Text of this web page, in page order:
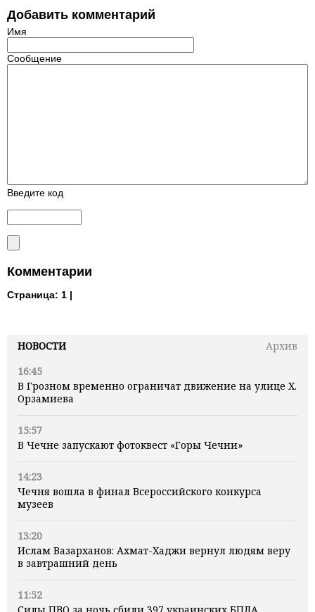
НОВОСТИ
Архив
16:45
В Грозном временно ограничат движение на улице Х.
Орзамиева
15:57
В Чечне запускают фотоквест «Горы Чечни»
14:23
Чечня вошла в финал Всероссийского конкурса
музеев
13:20
Ислам Вазарханов: Ахмат-Хаджи вернул людям веру
в завтрашний день
11:52
Добавить комментарий
Имя
Сообщение
Введите код
Комментарии
Страница: 1 |